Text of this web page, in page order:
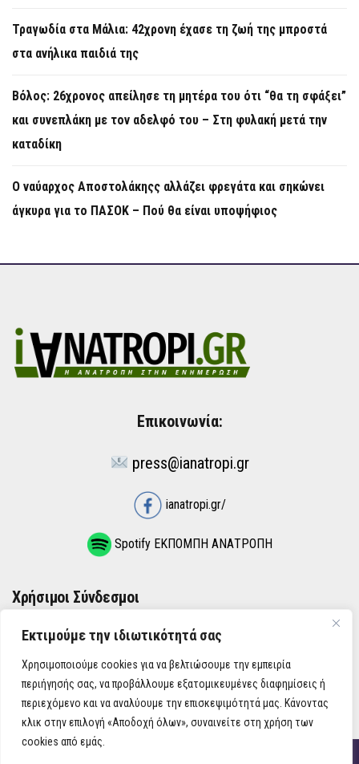
Εκτιμούμε την ιδιωτικότητά σας
Χρησιμοποιούμε cookies για να βελτιώσουμε την εμπειρία
περιήγησής σας, να προβάλλουμε εξατομικευμένες διαφημίσεις ή
περιεχόμενο και να αναλύουμε την επισκεψιμότητά μας. Κάνοντας
κλικ στην επιλογή «Αποδοχή όλων», συναινείτε στη χρήση των
cookies από εμάς.
Τραγωδία στα Μάλια: 42χρονη έχασε τη ζωή της μπροστά
στα ανήλικα παιδιά της
Βόλος: 26χρονος απείλησε τη μητέρα του ότι “θα τη σφάξει”
και συνεπλάκη με τον αδελφό του – Στη φυλακή μετά την
καταδίκη
Ο ναύαρχος Αποστολάκηςς αλλάζει φρεγάτα και σηκώνει
άγκυρα για το ΠΑΣΟΚ – Πού θα είναι υποψήφιος
Επικοινωνία:
press@ianatropi.gr
ianatropi.gr/
Spotify ΕΚΠΟΜΠΗ ΑΝΑΤΡΟΠΗ
Χρήσιμοι Σύνδεσμοι
ΌΡΟΙ ΧΡΉΣΗΣ
ΠΟΛΙΤΙΚΉ ΑΠΟΡΡΉΤΟΥ